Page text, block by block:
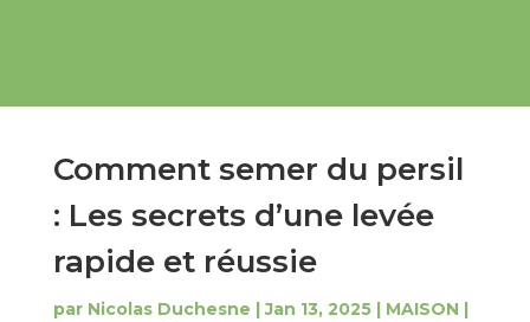
Comment semer du persil
: Les secrets d’une levée
rapide et réussie
par Nicolas Duchesne |Jan 13, 2025| MAISON |